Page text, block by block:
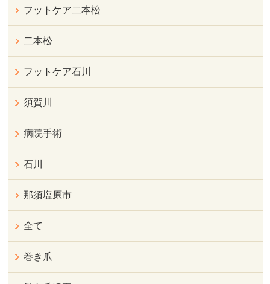
フットケア二本松
二本松
フットケア石川
須賀川
病院手術
石川
那須塩原市
全て
巻き爪